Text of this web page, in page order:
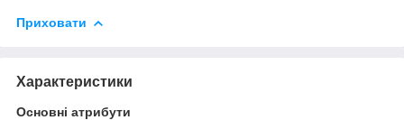
Приховати
Характеристики
Основні атрибути